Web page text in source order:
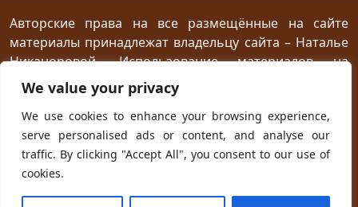
We value your privacy
We use cookies to enhance your browsing experience,
serve personalised ads or content, and analyse our
traffic. By clicking "Accept All", you consent to our use of
cookies.
ресторан
птица Киви путеводный камень магия камня
сокровище шантаж ссора
женщины дворец кузница гнев дракона жар
испуг побег плен план приключение
телефон гадание
Авторские права на все размещённые на сайте
материалы принадлежат владельцу сайта – Наталье
Никаноровой. Использование материалов на
посторонних сайтах разрешается без
предварительного согласия при условии
размещения прямой открытой для индексирования
ссылки на первоисточник не ниже первого абзаца
текста.